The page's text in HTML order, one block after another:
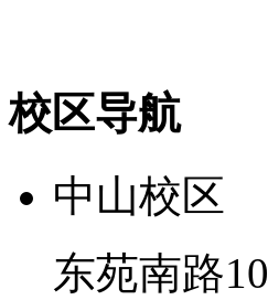
校区导航
中山校区
东苑南路